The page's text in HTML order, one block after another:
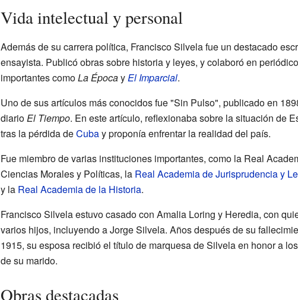
Vida intelectual y personal
Además de su carrera política, Francisco Silvela fue un destacado
ensayista. Publicó obras sobre historia y leyes, y colaboró en
importantes comoLa ÉpocayEl Imparcial.
Uno de sus artículos más conocidos fue "Sin Pulso", publicado en
diarioEl Tiempo. En este artículo, reflexionaba sobre la situación de
tras la pérdida deCubay proponía enfrentar la realidad del país.
Fue miembro de varias instituciones importantes, como la Real
Ciencias Morales y Políticas, la Real Academia de Jurisprudencia y
y la Real Academia de la Historia.
Francisco Silvela estuvo casado con Amalia Loring y Heredia, con
varios hijos, incluyendo a Jorge Silvela. Años después de su
1915, su esposa recibió el título de marquesa de Silvela en honor a
de su marido.
Obras destacadas